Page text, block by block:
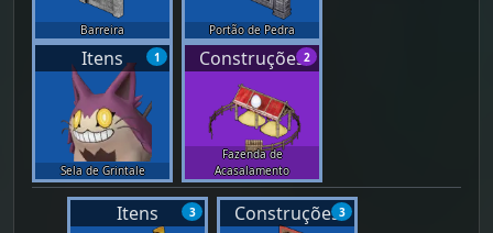
Barreira
Portão de Pedra
1
Itens
Sela de Grintale
2
Construções
Fazenda de
Acasalamento
3
Itens 3
Construções